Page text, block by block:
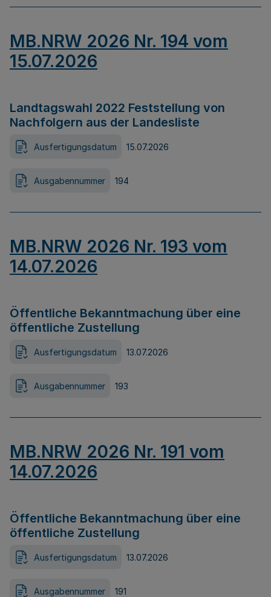
MB.NRW 2026 Nr. 194 vom
15.07.2026
Landtagswahl 2022 Feststellung von
Nachfolgern aus der Landesliste
Ausfertigungsdatum 15.07.2026
Ausgabennummer 194
MB.NRW 2026 Nr. 193 vom
14.07.2026
Öffentliche Bekanntmachung über eine
öffentliche Zustellung
Ausfertigungsdatum 13.07.2026
Ausgabennummer 193
MB.NRW 2026 Nr. 191 vom
14.07.2026
Öffentliche Bekanntmachung über eine
öffentliche Zustellung
Ausfertigungsdatum 13.07.2026
Ausgabennummer 191